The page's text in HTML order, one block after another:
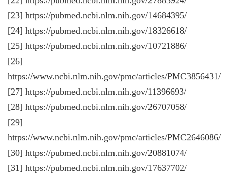
[23] https://pubmed.ncbi.nlm.nih.gov/14684395/
[24] https://pubmed.ncbi.nlm.nih.gov/18326618/
[25] https://pubmed.ncbi.nlm.nih.gov/10721886/
[26]
https://www.ncbi.nlm.nih.gov/pmc/articles/PMC3856431/
[27] https://pubmed.ncbi.nlm.nih.gov/11396693/
[28] https://pubmed.ncbi.nlm.nih.gov/26707058/
[29]
https://www.ncbi.nlm.nih.gov/pmc/articles/PMC2646086/
[30] https://pubmed.ncbi.nlm.nih.gov/20881074/
[31] https://pubmed.ncbi.nlm.nih.gov/17637702/